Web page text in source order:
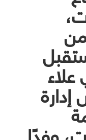
وفدًا